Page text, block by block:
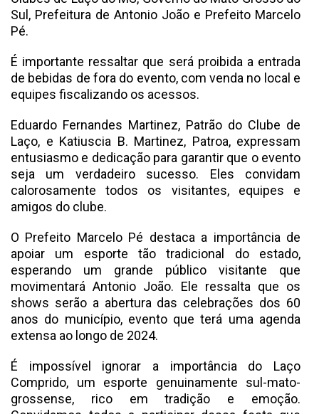
Sul, Prefeitura de Antonio João e Prefeito Marcelo
Pé.
É importante ressaltar que será proibida a entrada
de bebidas de fora do evento, com venda no local e
equipes fiscalizando os acessos.
Eduardo Fernandes Martinez, Patrão do Clube de
Laço, e Katiuscia B. Martinez, Patroa, expressam
entusiasmo e dedicação para garantir que o evento
seja um verdadeiro sucesso. Eles convidam
calorosamente todos os visitantes, equipes e
amigos do clube.
O Prefeito Marcelo Pé destaca a importância de
apoiar um esporte tão tradicional do estado,
esperando um grande público visitante que
movimentará Antonio João. Ele ressalta que os
shows serão a abertura das celebrações dos 60
anos do município, evento que terá uma agenda
extensa ao longo de 2024.
É impossível ignorar a importância do Laço
Comprido, um esporte genuinamente sul-mato-
grossense, rico em tradição e emoção.